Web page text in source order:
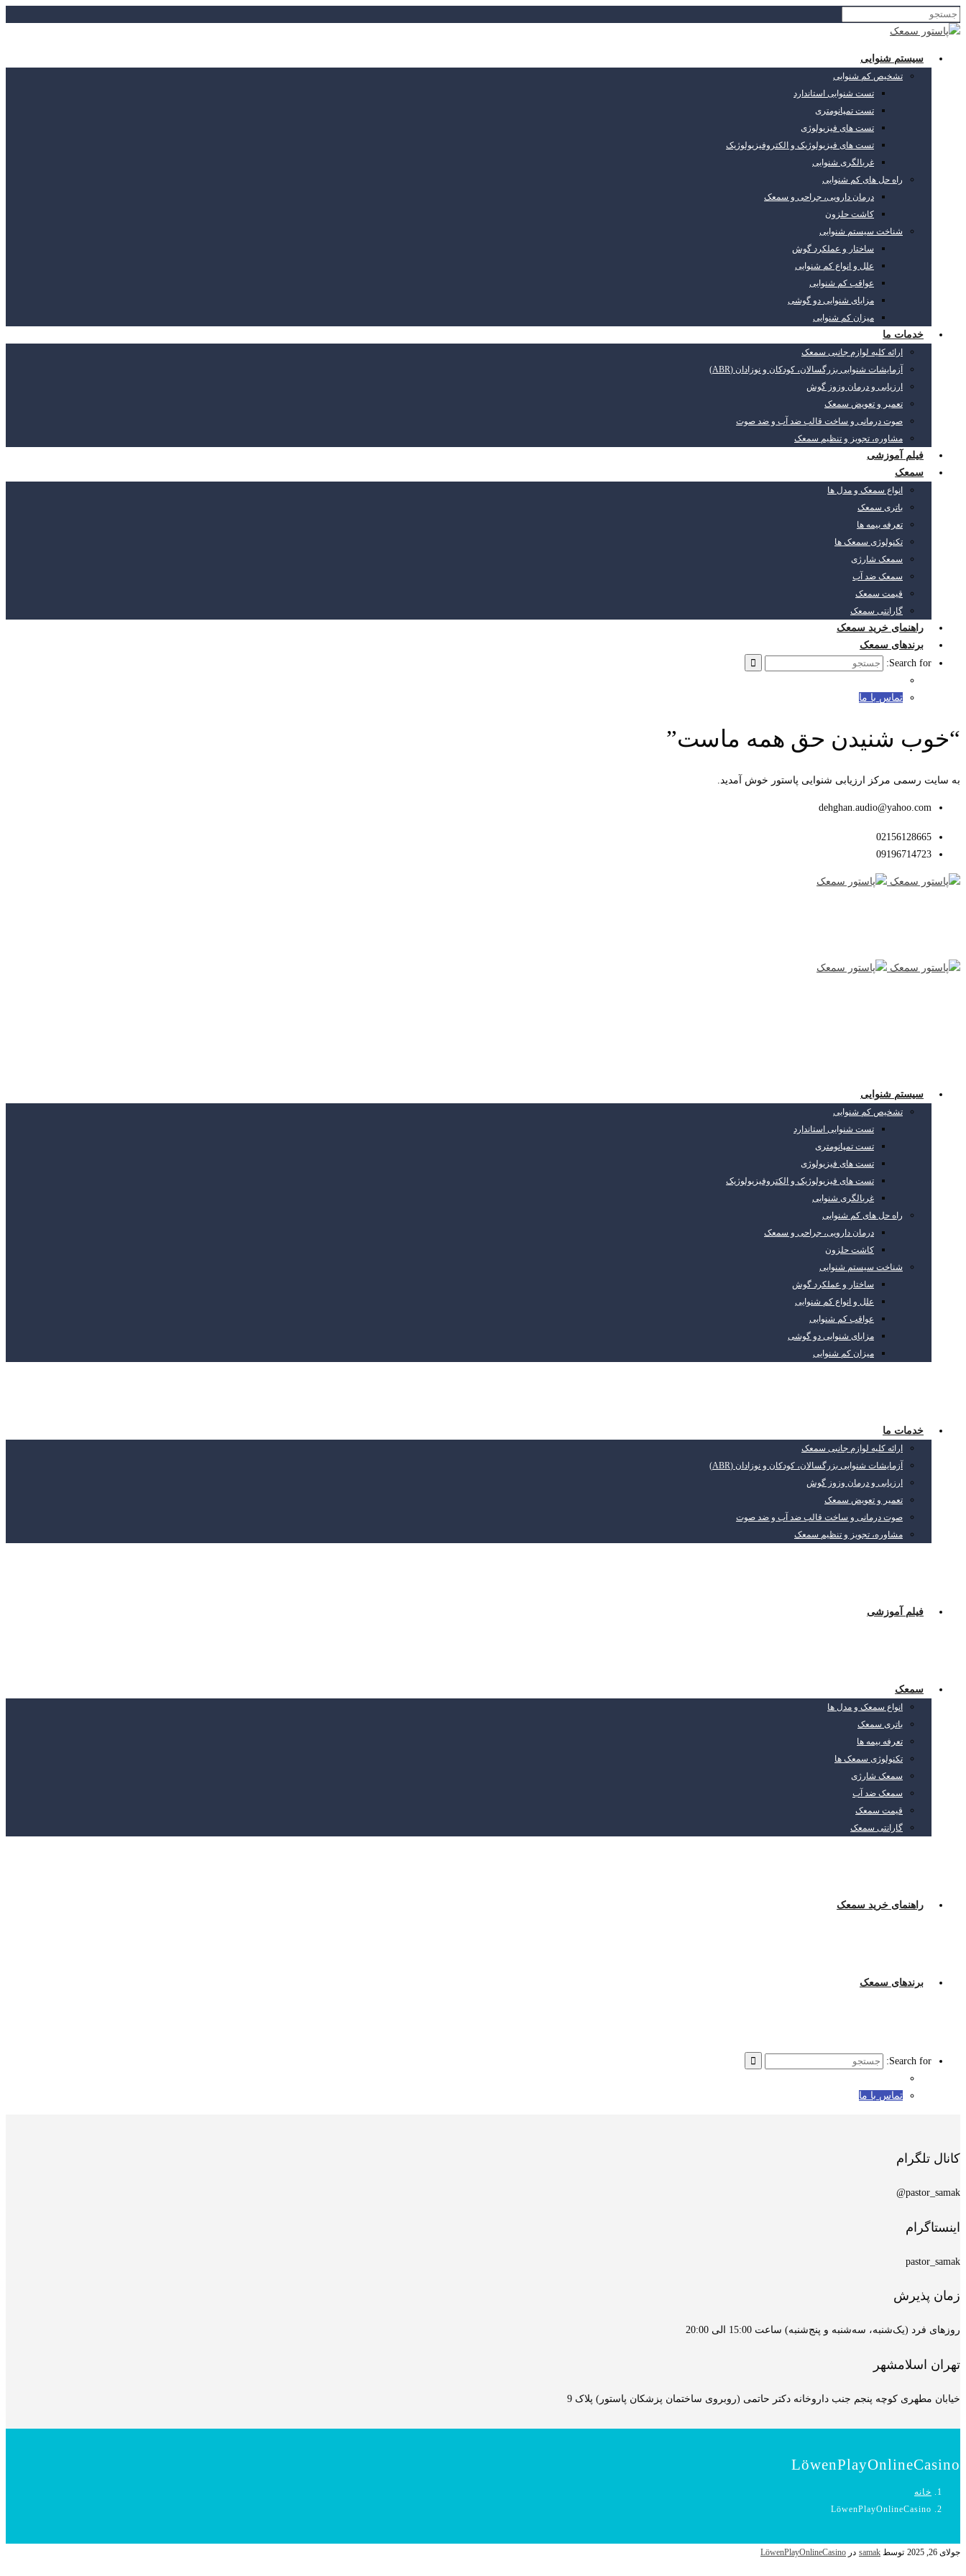
سیستم شنوایی
تشخیص کم شنوایی
تست شنوایی استاندارد
تست تمپانومتری
تست های فیزیولوژی
تست های فیزیولوژیک و الکتروفیزیولوژیک
غربالگری شنوایی
راه حل های کم شنوایی
درمان دارویی، جراحی و سمعک
کاشت حلزون
شناخت سیستم شنوایی
ساختار و عملکرد گوش
علل و انواع کم شنوایی
عواقب کم شنوایی
مزایای شنوایی دو گوشی
میزان کم شنوایی
خدمات ما
ارائه کلیه لوازم جانبی سمعک
آزمایشات شنوایی بزرگسالان، کودکان و نوزادان (ABR)
ارزیابی و درمان وزوز گوش
تعمیر و تعویض سمعک
صوت درمانی و ساخت قالب ضد آب و ضد صوت
مشاوره، تجویز و تنظیم سمعک
فیلم آموزشی
سمعک
انواع سمعک و مدل ها
باتری سمعک
تعرفه بیمه ها
تکنولوژی سمعک ها
سمعک شارژی
سمعک ضد آب
قیمت سمعک
گارانتی سمعک
راهنمای خرید سمعک
برندهای سمعک
Search for:
تماس با ما
“خوب شنیدن حق همه ماست”
به سایت رسمی مرکز ارزیابی شنوایی پاستور خوش آمدید.
dehghan.audio@yahoo.com
02156128665
09196714723
سیستم شنوایی
تشخیص کم شنوایی
تست شنوایی استاندارد
تست تمپانومتری
تست های فیزیولوژی
تست های فیزیولوژیک و الکتروفیزیولوژیک
غربالگری شنوایی
راه حل های کم شنوایی
درمان دارویی، جراحی و سمعک
کاشت حلزون
شناخت سیستم شنوایی
ساختار و عملکرد گوش
علل و انواع کم شنوایی
عواقب کم شنوایی
مزایای شنوایی دو گوشی
میزان کم شنوایی
خدمات ما
ارائه کلیه لوازم جانبی سمعک
آزمایشات شنوایی بزرگسالان، کودکان و نوزادان (ABR)
ارزیابی و درمان وزوز گوش
تعمیر و تعویض سمعک
صوت درمانی و ساخت قالب ضد آب و ضد صوت
مشاوره، تجویز و تنظیم سمعک
فیلم آموزشی
سمعک
انواع سمعک و مدل ها
باتری سمعک
تعرفه بیمه ها
تکنولوژی سمعک ها
سمعک شارژی
سمعک ضد آب
قیمت سمعک
گارانتی سمعک
راهنمای خرید سمعک
برندهای سمعک
Search for:
تماس با ما
کانال تلگرام
pastor_samak@
اینستاگرام
pastor_samak
زمان پذیرش
روزهای فرد (یک‌شنبه، سه‌شنبه و پنج‌شنبه) ساعت 15:00 الی 20:00
تهران اسلامشهر
خیابان مطهری کوچه پنجم جنب داروخانه دکتر حاتمی (روبروی ساختمان پزشکان پاستور) پلاک 9
LöwenPlayOnlineCasino
خانه
LöwenPlayOnlineCasino
جولای 26, 2025 توسط samak در LöwenPlayOnlineCasino